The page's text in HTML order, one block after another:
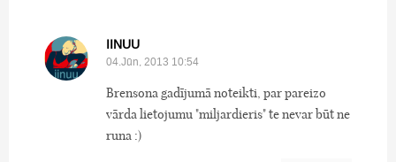
IINUU
04.Jūn, 2013 10:54
Brensona gadījumā noteikti, par pareizo
vārda lietojumu "miljardieris" te nevar būt ne
runa :)